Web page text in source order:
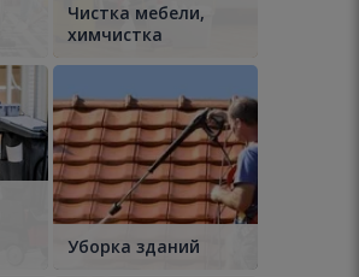
Чистка мебели,
химчистка
Уборка зданий